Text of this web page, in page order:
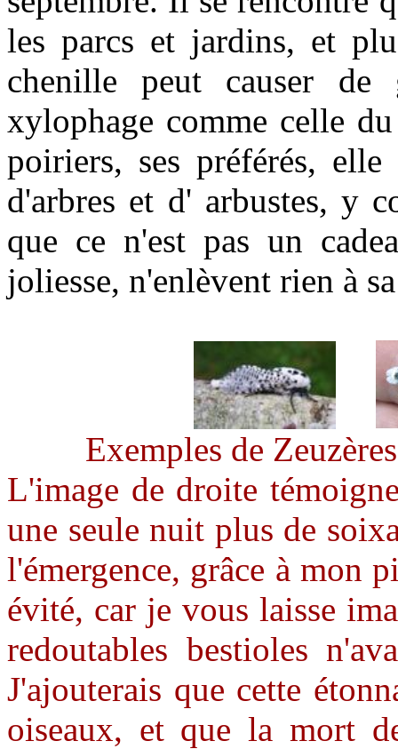
les parcs et jardins, et
chenille peut causer
xylophage comme celle
poiriers, ses préférés,
d'arbres et d' arbustes, y
que ce n'est pas un
joliesse, n'enlèvent rien à
Exemples de
L'image de droite
une seule nuit plus de
l'émergence, grâce à mon
évité, car je vous laisse
redoutables bestioles
J'ajouterais que cette
oiseaux, et que la mort